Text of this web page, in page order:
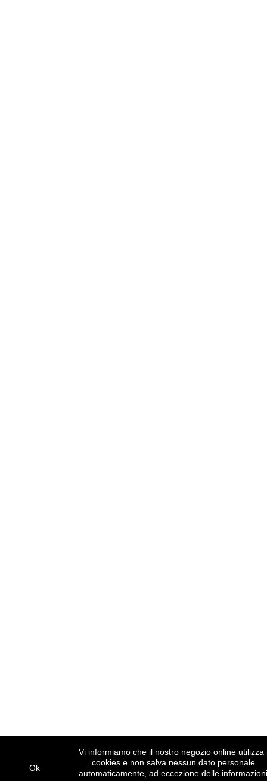
Ok
Vi informiamo che il nostro negozio online utilizza
cookies e non salva nessun dato personale
automaticamente, ad eccezione delle informazioni